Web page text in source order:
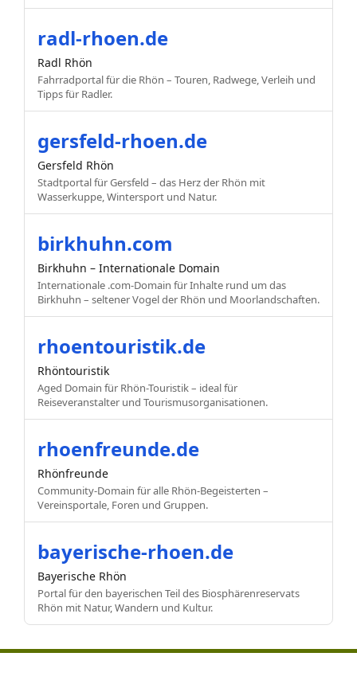
radl-rhoen.de
Radl Rhön
Fahrradportal für die Rhön – Touren, Radwege, Verleih und
Tipps für Radler.
gersfeld-rhoen.de
Gersfeld Rhön
Stadtportal für Gersfeld – das Herz der Rhön mit
Wasserkuppe, Wintersport und Natur.
birkhuhn.com
Birkhuhn – Internationale Domain
Internationale .com-Domain für Inhalte rund um das
Birkhuhn – seltener Vogel der Rhön und Moorlandschaften.
rhoentouristik.de
Rhöntouristik
Aged Domain für Rhön-Touristik – ideal für
Reiseveranstalter und Tourismusorganisationen.
rhoenfreunde.de
Rhönfreunde
Community-Domain für alle Rhön-Begeisterten –
Vereinsportale, Foren und Gruppen.
bayerische-rhoen.de
Bayerische Rhön
Portal für den bayerischen Teil des Biosphärenreservats
Rhön mit Natur, Wandern und Kultur.